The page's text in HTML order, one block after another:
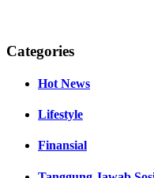
Categories
Hot News
Lifestyle
Finansial